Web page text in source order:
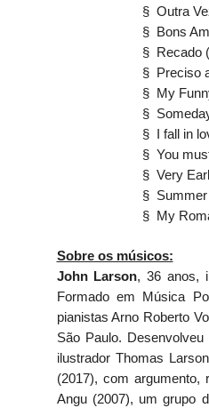
§ Outra
§ Bons
§ Recado
§ Preciso
§ My
§
§ I fall in
§ You
§ Very
§ Summer
§ My
Sobre os músicos:
John Larson, 36 anos,
Formado em Música
pianistas Arno Roberto
São Paulo.
ilustrador Thomas
(2017), com
Angu (2007), um grupo